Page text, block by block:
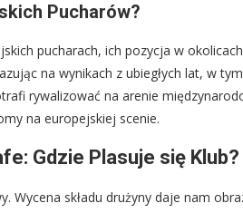
Pucharów?
pucharach, ich pozycja w
na wynikach z ubiegłych lat, w
rywalizować na arenie
na europejskiej scenie.
Gdzie Plasuje się Klub?
składu drużyny daje nam